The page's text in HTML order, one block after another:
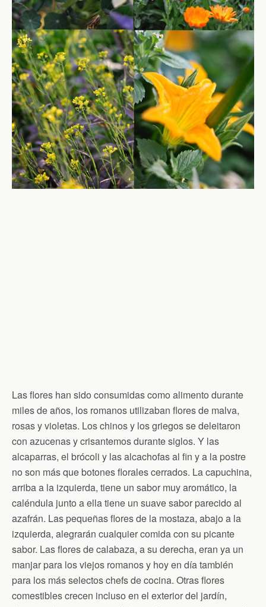
Las flores han sido consumidas como alimento durante
miles de años, los romanos utilizaban flores de malva,
rosas y violetas. Los chinos y los griegos se deleitaron
con azucenas y crisantemos durante siglos. Y las
alcaparras, el brócoli y las alcachofas al fin y a la postre
no son más que botones florales cerrados. La capuchina,
arriba a la izquierda, tiene un sabor muy aromático, la
caléndula junto a ella tiene un suave sabor parecido al
azafrán. Las pequeñas flores de la mostaza, abajo a la
izquierda, alegrarán cualquier comida con su picante
sabor. Las flores de calabaza, a su derecha, eran ya un
manjar para los viejos romanos y hoy en día también
para los más selectos chefs de cocina. Otras flores
comestibles crecen incluso en el exterior del jardín,